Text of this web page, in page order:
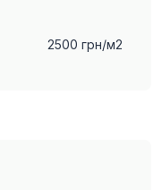
2500 грн/м2